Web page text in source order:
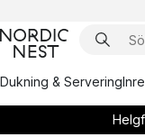
Dukning & Servering